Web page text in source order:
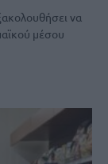
να
μέσου